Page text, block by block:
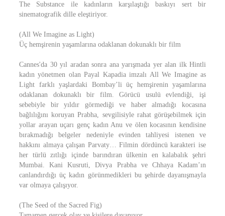
The Substance ile kadınların karşılaştığı baskıyı sert bir
sinematografik dille eleştiriyor.
(All We Imagine as Light)
Üç hemşirenin yaşamlarına odaklanan dokunaklı bir film
Cannes'da 30 yıl aradan sonra ana yarışmada yer alan ilk Hintli
kadın yönetmen olan Payal Kapadia imzalı All We Imagine as
Light farklı yaşlardaki Bombay’li üç hemşirenin yaşamlarına
odaklanan dokunaklı bir film. Görücü usulü evlendiği, işi
sebebiyle bir yıldır görmediği ve haber almadığı kocasına
bağlılığını koruyan Prabha, sevgilisiyle rahat görüşebilmek için
yollar arayan uçarı genç kadın Anu ve ölen kocasının kendisine
bırakmadığı belgeler nedeniyle evinden tahliyesi istenen ve
hakkını almaya çalışan Parvaty… Filmin dördüncü karakteri ise
her türlü zıtlığı içinde barındıran ülkenin en kalabalık şehri
Mumbai. Kani Kusruti, Divya Prabha ve Chhaya Kadam’ın
canlandırdığı üç kadın görünmedikleri bu şehirde dayanışmayla
var olmaya çalışıyor.
(The Seed of the Sacred Fig)